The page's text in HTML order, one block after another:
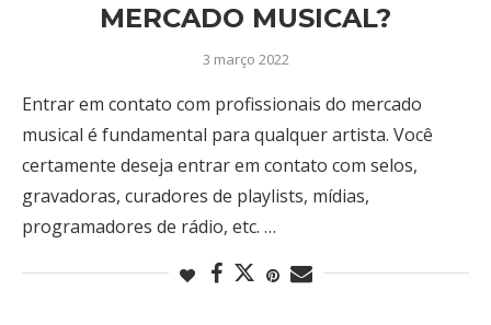
MERCADO MUSICAL?
3 março 2022
Entrar em contato com profissionais do mercado
musical é fundamental para qualquer artista. Você
certamente deseja entrar em contato com selos,
gravadoras, curadores de playlists, mídias,
programadores de rádio, etc. …